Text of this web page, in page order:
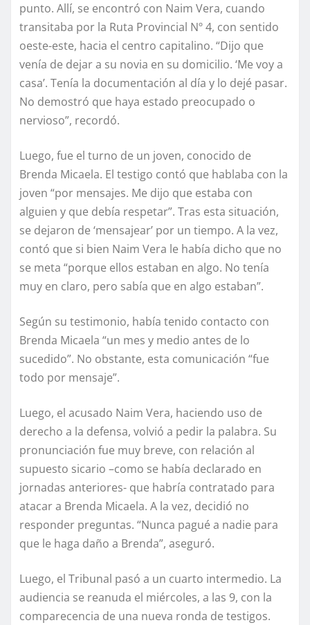
punto. Allí, se encontró con Naim Vera, cuando
transitaba por la Ruta Provincial Nº 4, con sentido
oeste-este, hacia el centro capitalino. “Dijo que
venía de dejar a su novia en su domicilio. ‘Me voy a
casa’. Tenía la documentación al día y lo dejé pasar.
No demostró que haya estado preocupado o
nervioso”, recordó.
Luego, fue el turno de un joven, conocido de
Brenda Micaela. El testigo contó que hablaba con la
joven “por mensajes. Me dijo que estaba con
alguien y que debía respetar”. Tras esta situación,
se dejaron de ‘mensajear’ por un tiempo. A la vez,
contó que si bien Naim Vera le había dicho que no
se meta “porque ellos estaban en algo. No tenía
muy en claro, pero sabía que en algo estaban”.
Según su testimonio, había tenido contacto con
Brenda Micaela “un mes y medio antes de lo
sucedido”. No obstante, esta comunicación “fue
todo por mensaje”.
Luego, el acusado Naim Vera, haciendo uso de
derecho a la defensa, volvió a pedir la palabra. Su
pronunciación fue muy breve, con relación al
supuesto sicario –como se había declarado en
jornadas anteriores- que habría contratado para
atacar a Brenda Micaela. A la vez, decidió no
responder preguntas. “Nunca pagué a nadie para
que le haga daño a Brenda”, aseguró.
Luego, el Tribunal pasó a un cuarto intermedio. La
audiencia se reanuda el miércoles, a las 9, con la
comparecencia de una nueva ronda de testigos.